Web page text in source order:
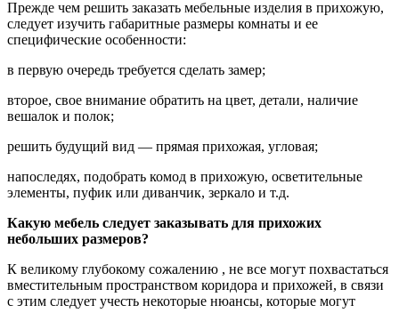
Прежде чем решить заказать мебельные изделия в прихожую,
следует изучить габаритные размеры комнаты и ее
специфические особенности:
в первую очередь требуется сделать замер;
второе, свое внимание обратить на цвет, детали, наличие
вешалок и полок;
решить будущий вид — прямая прихожая, угловая;
напоследях, подобрать комод в прихожую, осветительные
элементы, пуфик или диванчик, зеркало и т.д.
Какую мебель следует заказывать для прихожих
небольших размеров?
К великому глубокому сожалению , не все могут похвастаться
вместительным пространством коридора и прихожей, в связи
с этим следует учесть некоторые нюансы, которые могут